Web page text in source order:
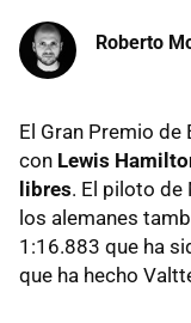
Roberto
El Gran Premio de
con Lewis
libres. El piloto de
los alemanes
1:16.883 que ha
que ha hecho